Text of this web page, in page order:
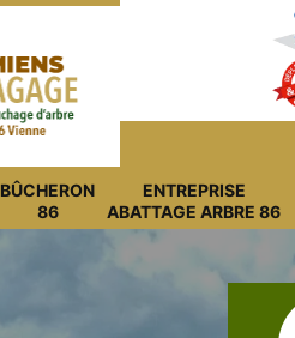
BÛCHERON
86
ENTREPRISE
ABATTAGE ARBRE 86